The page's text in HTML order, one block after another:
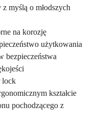
myślą o młodszych
na korozję
użytkowania
bezpieczeństwa
lock
kształcie
pochodzącego z